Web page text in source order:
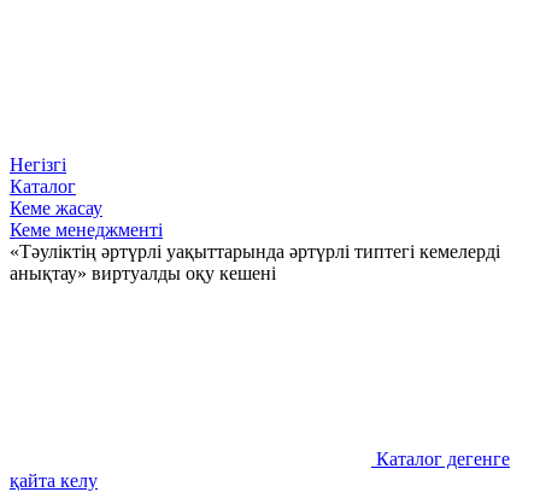
Негізгі
Каталог
Кеме жасау
Кеме менеджменті
«Тәуліктің әртүрлі уақыттарында әртүрлі типтегі кемелерді
анықтау» виртуалды оқу кешені
Каталог дегенге
қайта келу